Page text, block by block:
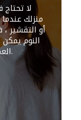
لا
منزلك
أو التقشير
النوم
العملاء عندما تحتاج إلى بيع المنزل.